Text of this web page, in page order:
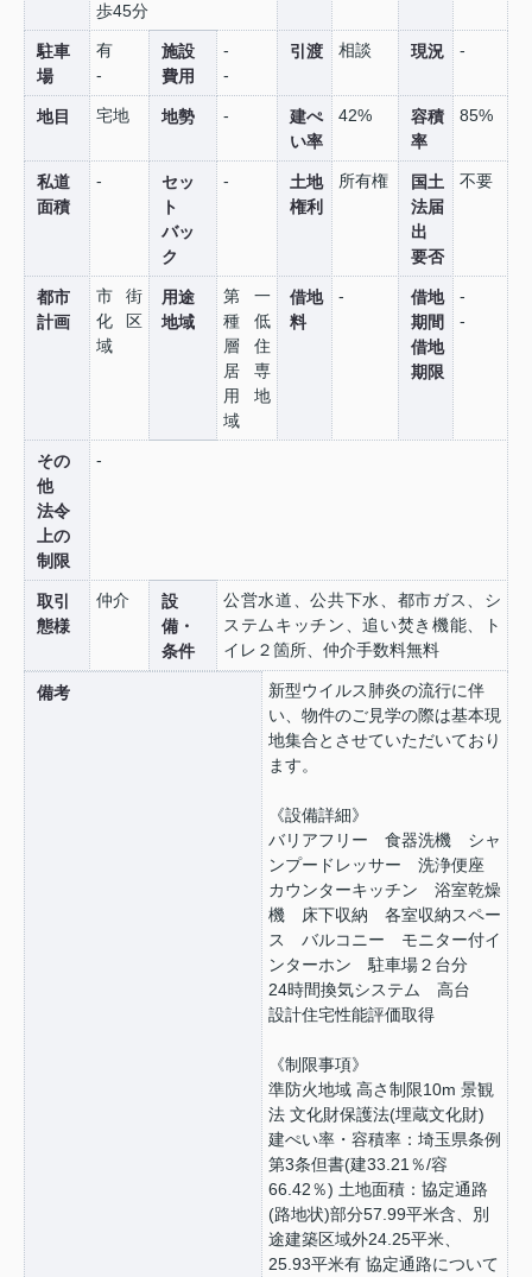
歩45分
駐車
場
有
-
施設
費用
-
-
引渡 相談 現況 -
地目 宅地 地勢 -
建ぺ
い率
42%
容積
率
85%
私道
面積
-
セッ
ト
バッ
ク
-
土地
権利
所有権
国土
法届
出
要否
不要
都市
計画
市街
化区
域
用途
地域
第一
種低
層住
居専
用地
域
借地
料
-
借地
期間
借地
期限
-
-
その
他
法令
上の
制限
-
取引
態様
仲介
設
備・
条件
公営水道、公共下水、都市ガス、シ
ステムキッチン、追い焚き機能、ト
イレ２箇所、仲介手数料無料
備考
新型ウイルス肺炎の流行に伴
い、物件のご見学の際は基本現
地集合とさせていただいており
ます。
《設備詳細》
バリアフリー 食器洗機 シャ
ンプードレッサー 洗浄便座
カウンターキッチン 浴室乾燥
機 床下収納 各室収納スペー
ス バルコニー モニター付イ
ンターホン 駐車場２台分
24時間換気システム 高台
設計住宅性能評価取得
《制限事項》
準防火地域 高さ制限10m 景観
法 文化財保護法(埋蔵文化財)
建ぺい率・容積率：埼玉県条例
第3条但書(建33.21％/容
66.42％) 土地面積：協定通路
(路地状)部分57.99平米含、別
途建築区域外24.25平米、
25.93平米有 協定通路について